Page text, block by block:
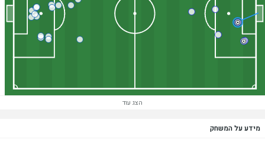
הצג עוד
מידע על המשחק